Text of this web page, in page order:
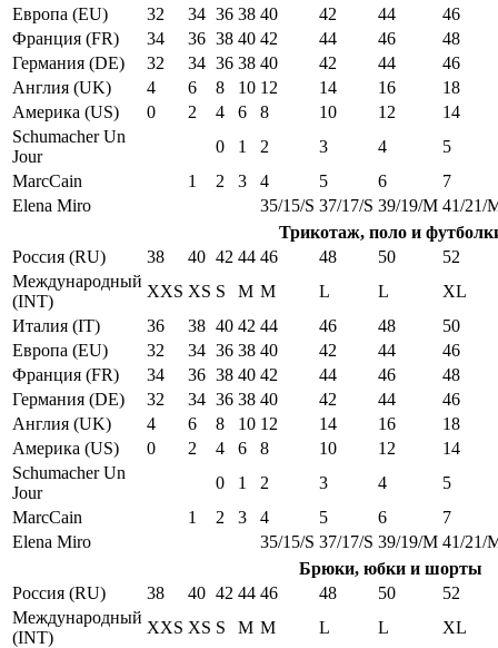
Европа (EU)
32 34 36 38 40 42 44
46
Франция (FR)
34 36 38 40 42 44 46
48
Германия (DE)
32 34 36 38 40 42 44
46
Англия (UK)
4 6 8 10 12 14 16
18
Америка (US)
0 2 4 6 8 10 12
14
Schumacher Un
Jour
0 1 2 3 4
5
MarcCain
1 2 3 4 5 6
7
Elena Miro
35/15/S 37/17/S 39/19/M 41/21/
Трикотаж, поло и
Россия (RU)
38 40 42 44 46 48 50
52
Международный
(INT)
XXS XS S M M L L
XL
Италия (IT)
36 38 40 42 44 46 48
50
Европа (EU)
32 34 36 38 40 42 44
46
Франция (FR)
34 36 38 40 42 44 46
48
Германия (DE)
32 34 36 38 40 42 44
46
Англия (UK)
4 6 8 10 12 14 16
18
Америка (US)
0 2 4 6 8 10 12
14
Schumacher Un
Jour
0 1 2 3 4
5
MarcCain
1 2 3 4 5 6
7
Elena Miro
35/15/S 37/17/S 39/19/M 41/21/
Брюки, юбки и шорты
Россия (RU)
38 40 42 44 46 48 50
52
Международный
(INT)
XXS XS S M M L L
XL